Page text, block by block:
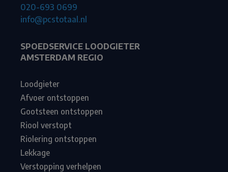
020-693 0699
info@pcstotaal.nl
SPOEDSERVICE LOODGIETER
AMSTERDAM REGIO
Loodgieter
Afvoer ontstoppen
Gootsteen ontstoppen
Riool verstopt
Riolering ontstoppen
Lekkage
Verstopping verhelpen